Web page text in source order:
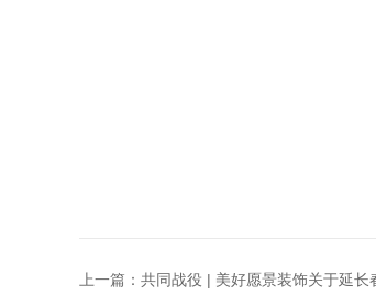
上一篇： 共同战役 | 美好愿景装饰关于延长